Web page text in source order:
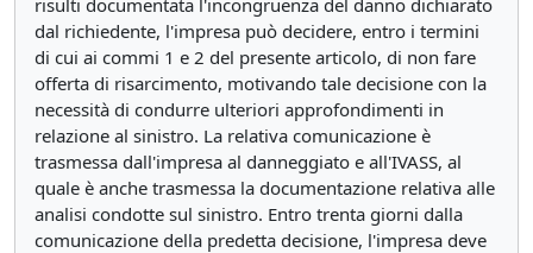
risulti documentata l'incongruenza del danno dichiarato
dal richiedente, l'impresa può decidere, entro i termini
di cui ai commi 1 e 2 del presente articolo, di non fare
offerta di risarcimento, motivando tale decisione con la
necessità di condurre ulteriori approfondimenti in
relazione al sinistro. La relativa comunicazione è
trasmessa dall'impresa al danneggiato e all'IVASS, al
quale è anche trasmessa la documentazione relativa alle
analisi condotte sul sinistro. Entro trenta giorni dalla
comunicazione della predetta decisione, l'impresa deve